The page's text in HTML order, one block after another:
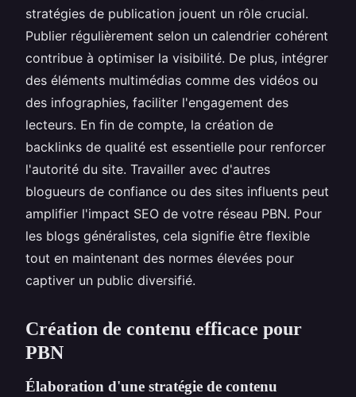
stratégies de publication jouent un rôle crucial.
Publier régulièrement selon un calendrier cohérent
contribue à optimiser la visibilité. De plus, intégrer
des éléments multimédias comme des vidéos ou
des infographies, faciliter l'engagement des
lecteurs. En fin de compte, la création de
backlinks de qualité est essentielle pour renforcer
l'autorité du site. Travailler avec d'autres
blogueurs de confiance ou des sites influents peut
amplifier l'impact SEO de votre réseau PBN. Pour
les blogs généralistes, cela signifie être flexible
tout en maintenant des normes élevées pour
captiver un public diversifié.
Création de contenu efficace pour
PBN
Élaboration d'une stratégie de contenu